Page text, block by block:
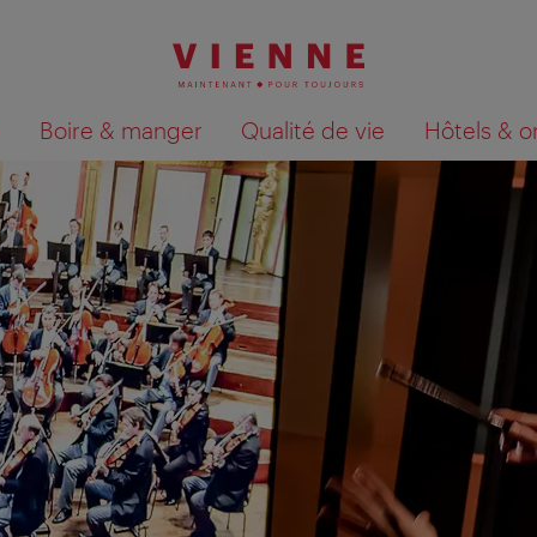
Boire & manger Qualité de vie Hôtels &
Afficher les résultats de la recherche sur la